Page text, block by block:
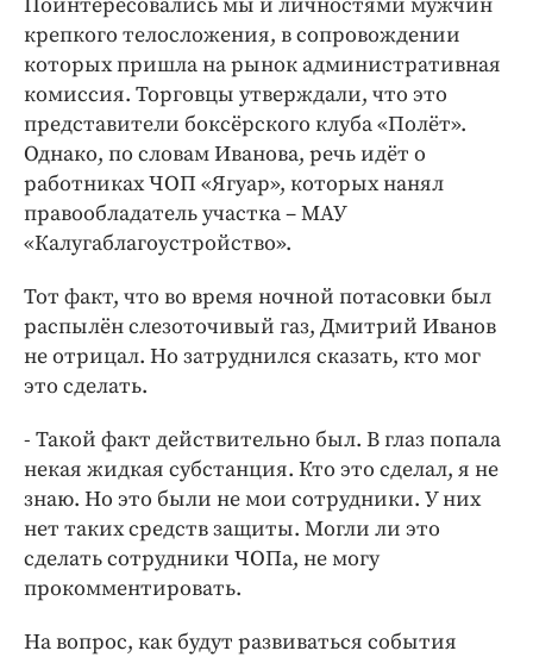
крепкого телосложения, в сопровождении
которых пришла на рынок административная
комиссия. Торговцы утверждали, что это
представители боксёрского клуба «Полёт».
Однако, по словам Иванова, речь идёт о
работниках ЧОП «Ягуар», которых нанял
правообладатель участка – МАУ
«Калугаблагоустройство».
Тот факт, что во время ночной потасовки был
распылён слезоточивый газ, Дмитрий Иванов
не отрицал. Но затруднился сказать, кто мог
это сделать.
- Такой факт действительно был. В глаз попала
некая жидкая субстанция. Кто это сделал, я не
знаю. Но это были не мои сотрудники. У них
нет таких средств защиты. Могли ли это
сделать сотрудники ЧОПа, не могу
прокомментировать.
На вопрос, как будут развиваться события